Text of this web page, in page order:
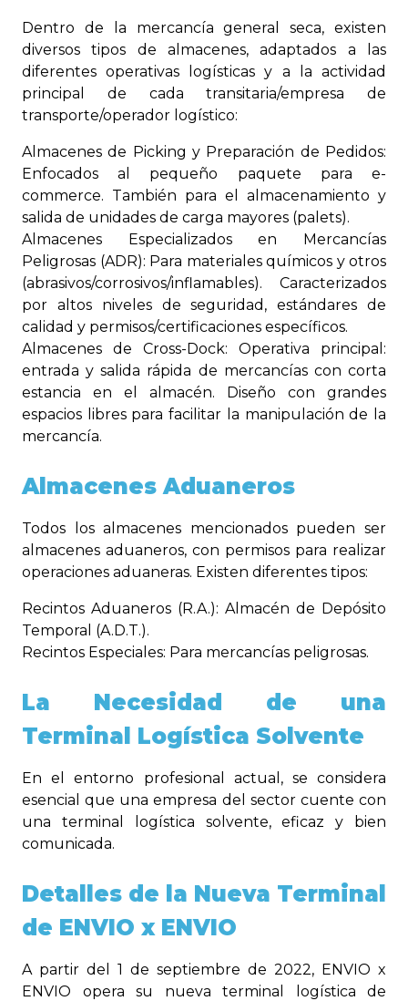
Dentro de la mercancía general seca, existen
diversos tipos de almacenes, adaptados a las
diferentes operativas logísticas y a la actividad
principal de cada transitaria/empresa de
transporte/operador logístico:
Almacenes de Picking y Preparación de Pedidos:
Enfocados al pequeño paquete para e-
commerce. También para el almacenamiento y
salida de unidades de carga mayores (palets).
Almacenes Especializados en Mercancías
Peligrosas (ADR): Para materiales químicos y otros
(abrasivos/corrosivos/inflamables). Caracterizados
por altos niveles de seguridad, estándares de
calidad y permisos/certificaciones específicos.
Almacenes de Cross-Dock: Operativa principal:
entrada y salida rápida de mercancías con corta
estancia en el almacén. Diseño con grandes
espacios libres para facilitar la manipulación de la
mercancía.
Almacenes Aduaneros
Todos los almacenes mencionados pueden ser
almacenes aduaneros, con permisos para realizar
operaciones aduaneras. Existen diferentes tipos:
Recintos Aduaneros (R.A.): Almacén de Depósito
Temporal (A.D.T.).
Recintos Especiales: Para mercancías peligrosas.
La Necesidad de una
Terminal Logística Solvente
En el entorno profesional actual, se considera
esencial que una empresa del sector cuente con
una terminal logística solvente, eficaz y bien
comunicada.
Detalles de la Nueva Terminal
de ENVIO x ENVIO
A partir del 1 de septiembre de 2022, ENVIO x
ENVIO opera su nueva terminal logística de